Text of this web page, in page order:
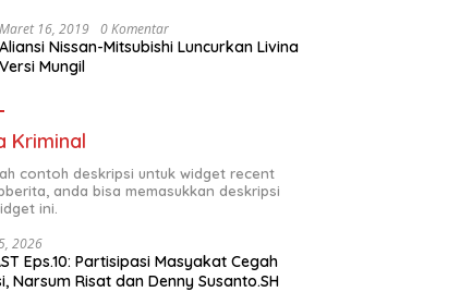
Maret 16, 2019 0 Komentar
Aliansi Nissan-Mitsubishi Luncurkan Livina
Versi Mungil
Kriminal
contoh deskripsi untuk widget recent
anda bisa memasukkan deskripsi
ini.
2026
Eps.10: Partisipasi Masyakat Cegah
Narsum Risat dan Denny Susanto.SH